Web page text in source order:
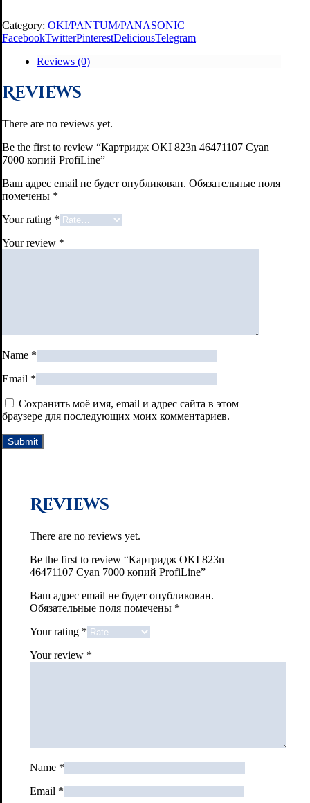
Category: OKI/PANTUM/PANASONIC
FacebookTwitterPinterestDeliciousTelegram
Reviews (0)
Reviews
There are no reviews yet.
Be the first to review “Картридж OKI 823n 46471107 Cyan
7000 копий ProfiLine”
Ваш адрес email не будет опубликован. Обязательные поля
помечены *
Your rating *
Your review *
Name *
Email *
Сохранить моё имя, email и адрес сайта в этом
браузере для последующих моих комментариев.
Reviews
There are no reviews yet.
Be the first to review “Картридж OKI 823n
46471107 Cyan 7000 копий ProfiLine”
Ваш адрес email не будет опубликован.
Обязательные поля помечены *
Your rating *
Your review *
Name *
Email *